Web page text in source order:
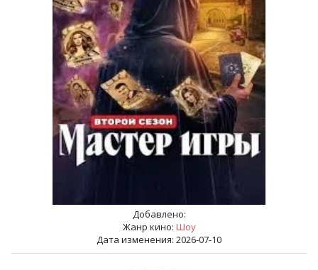
Добавлено:
Жанр кино: Шоу
Дата изменения: 2026-07-10